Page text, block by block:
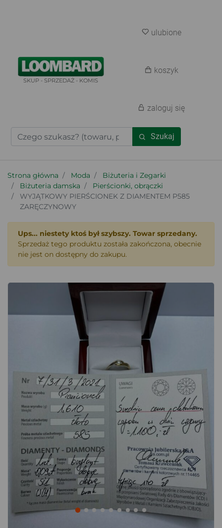
SKUP - SPRZEDAŻ - KOMIS
Szukaj
ulubione
koszyk
zaloguj się
Strona główna Moda
Biżuteria i Zegarki
Biżuteria damska
Pierścionki, obrączki
WYJĄTKOWY PIERŚCIONEK Z DIAMENTEM P585
ZARĘCZYNOWY
Ups... niestety ktoś był szybszy. Towar sprzedany.
Sprzedaż tego produktu została zakończona, obecnie
nie jest on dostępny do zakupu.